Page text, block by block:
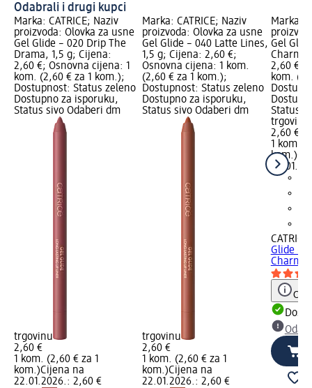
Odabrali i drugi kupci
Marka: CATRICE; Naziv
proizvoda: Olovka za usne
Gel Glide – 020 Drip The
Drama, 1,5 g; Cijena:
2,60 €; Osnovna cijena: 1
kom. (2,60 € za 1 kom.);
Dostupnost: Status zeleno
Dostupno za isporuku,
Status sivo Odaberi dm
trgovinu
2,60 €
1 kom. (2,60 € za 1
kom.)Cijena na
22.01.2026.: 2,60 €
Marka: CATRICE; Naziv
proizvoda: Olovka za usne
Gel Glide – 040 Latte Lines,
1,5 g; Cijena: 2,60 €;
Osnovna cijena: 1 kom.
(2,60 € za 1 kom.);
Dostupnost: Status zeleno
Dostupno za isporuku,
Status sivo Odaberi dm
trgovinu
2,60 €
1 kom. (2,60 € za 1
kom.)Cijena na
22.01.2026.: 2,60 €
Marka:
Gel
2,60 €;
kom.
Status
trgovinu
2,60 €
1 kom.
kom.)
CATRICE
Glide –